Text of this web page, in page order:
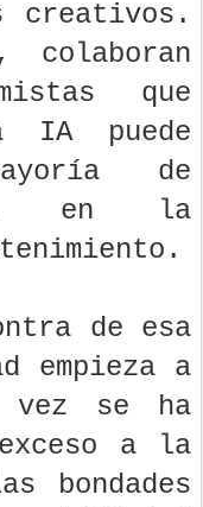
creativos.
que
IA puede
de
en la
de esa
empieza a
vez se ha
a la
bondades